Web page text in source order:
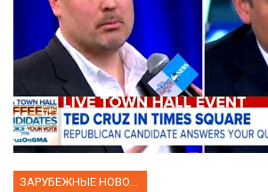
ЗАРУБЕЖНЫЕ НОВОСТИ